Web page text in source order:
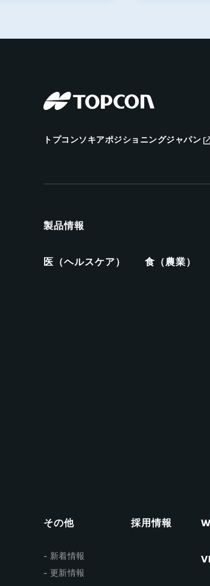
トプコンソキアポジショニングジャパン
製品情報
医（ヘルスケア） 食（農業）
その他
新着情報
更新情報
採用情報